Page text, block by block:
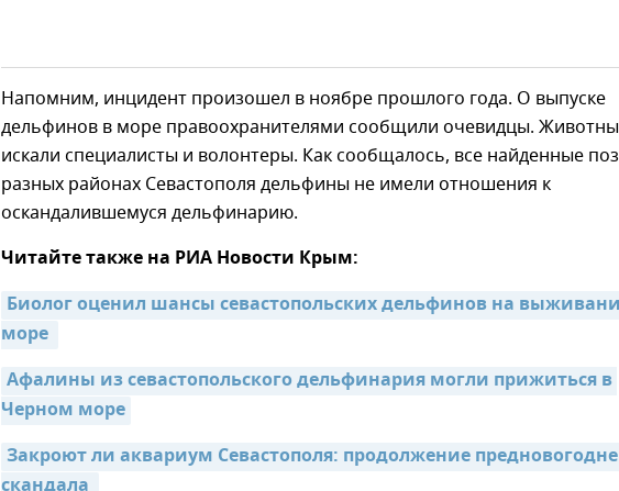
Напомним, инцидент произошел в ноябре прошлого года. О выпуске
дельфинов в море правоохранителями сообщили очевидцы.
искали специалисты и волонтеры. Как сообщалось, все найденные
разных районах Севастополя дельфины не имели отношения к
оскандалившемуся дельфинарию.
Читайте также на РИА Новости Крым:
Биолог оценил шансы севастопольских дельфинов на
море
Афалины из севастопольского дельфинария могли прижиться в
Черном море
Закроют ли аквариум Севастополя: продолжение